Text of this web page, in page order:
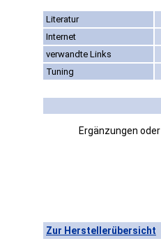
Literatur
Internet
verwandte Links
Tuning
Ergänzungen
Zur Herstellerübersicht